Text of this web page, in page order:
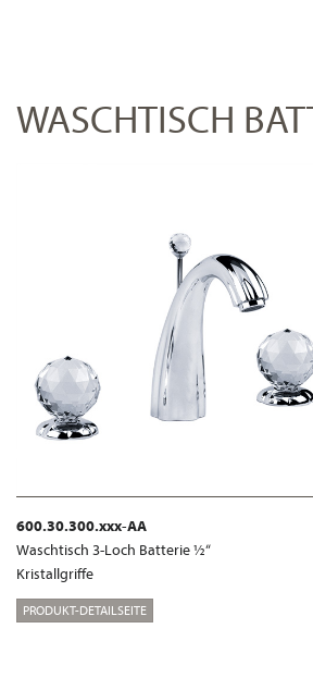
WASCHTISCH
600.30.300.xxx-AA
Waschtisch 3-Loch Batterie ½“
Kristallgriffe
PRODUKT-DETAILSEITE